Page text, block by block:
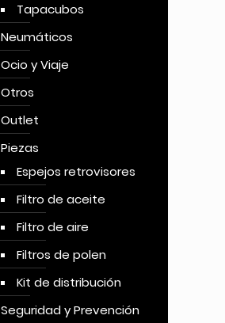
Tapacubos
Neumáticos
Ocio y Viaje
Otros
Outlet
Piezas
Espejos retrovisores
Filtro de aceite
Filtro de aire
Filtros de polen
Kit de distribución
Seguridad y Prevención